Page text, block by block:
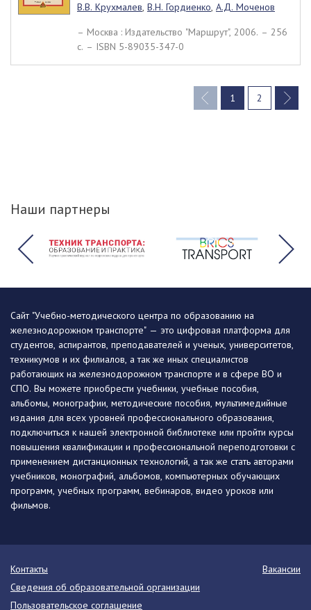
В.В. Крухмалев, В.Н. Гордиенко, А.Д. Моченов
– Москва : Издательство "Маршрут", 2006. – 256
c. – ISBN 5-89035-347-0
1(current)
2
Наши партнеры
Сайт "Учебно-методического центра по образованию на
железнодорожном транспорте" — это цифровая платформа для
студентов, аспирантов, преподавателей и ученых, университетов,
техникумов и их филиалов, а так же иных специалистов
работающих на железнодорожном транспорте и в сфере ВО и
СПО. Вы можете приобрести учебники, учебные пособия,
альбомы, монографии, методические пособия, мультимедийные
издания для всех уровней профессионального образования,
подключиться к нашей электронной библиотеке или пройти курсы
повышения квалификации и профессиональной переподготовки с
применением дистанционных технологий, а так же стать авторами
учебников, монографий, альбомов, компьютерных обучающих
программ, учебных программ, вебинаров, видео уроков или
фильмов.
Контакты
Вакансии
Сведения об образовательной организации
Пользовательское соглашение